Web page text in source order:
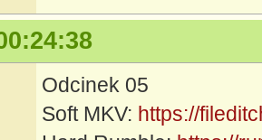
Odcinek 05
Soft MKV: https://